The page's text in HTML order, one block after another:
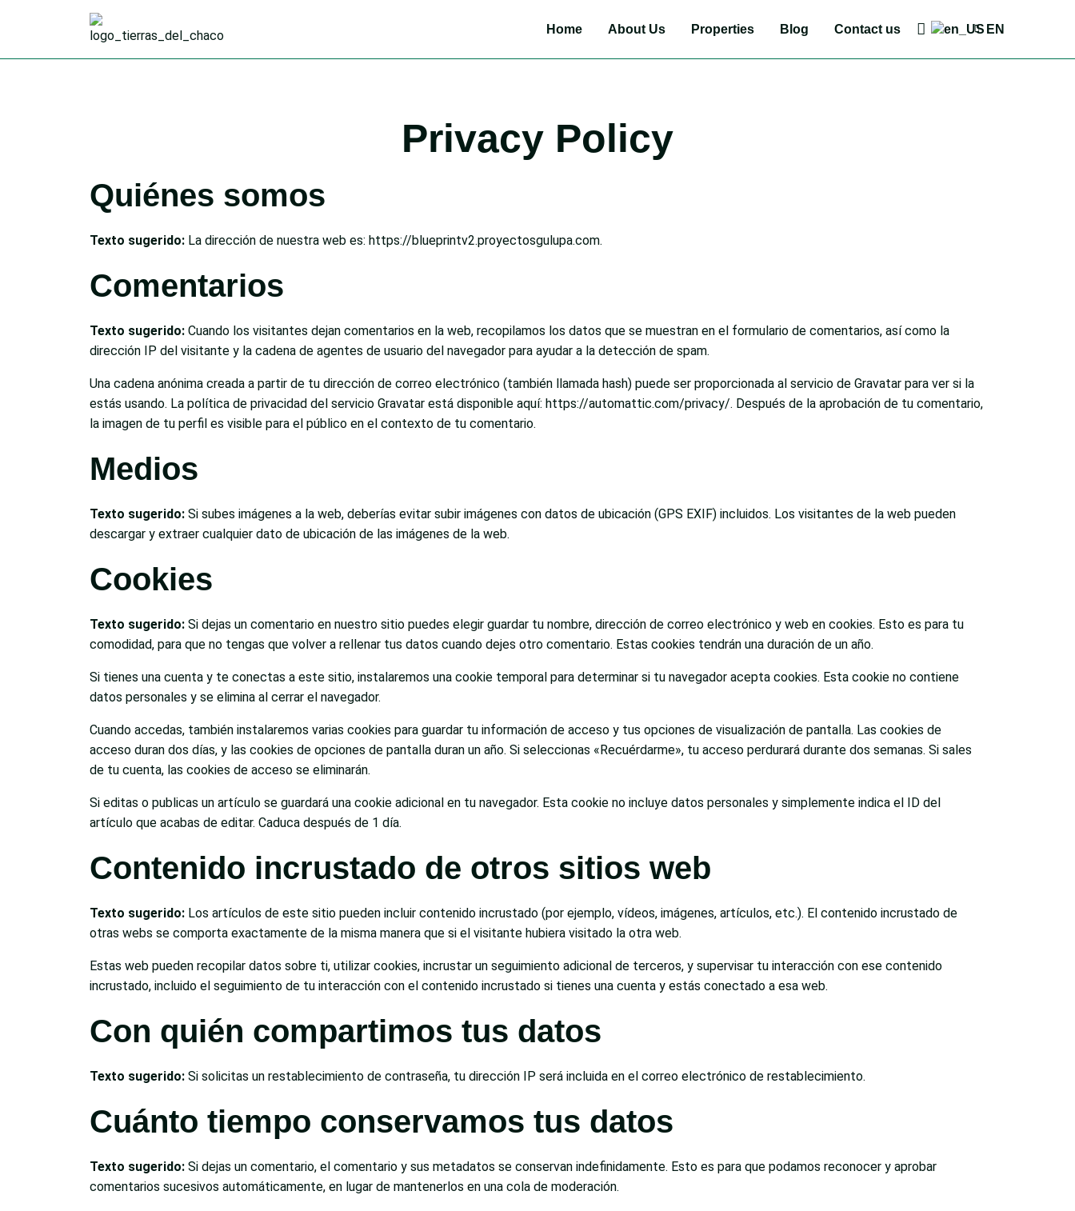
Home About Us Properties Blog Contact us EN
Privacy Policy
Quiénes somos
Texto sugerido: La dirección de nuestra web es: https://blueprintv2.proyectosgulupa.com.
Comentarios
Texto sugerido: Cuando los visitantes dejan comentarios en la web, recopilamos los datos que se muestran en el formulario de comentarios, así como la
dirección IP del visitante y la cadena de agentes de usuario del navegador para ayudar a la detección de spam.
Una cadena anónima creada a partir de tu dirección de correo electrónico (también llamada hash) puede ser proporcionada al servicio de Gravatar para ver si la
estás usando. La política de privacidad del servicio Gravatar está disponible aquí: https://automattic.com/privacy/. Después de la aprobación de tu comentario,
la imagen de tu perfil es visible para el público en el contexto de tu comentario.
Medios
Texto sugerido: Si subes imágenes a la web, deberías evitar subir imágenes con datos de ubicación (GPS EXIF) incluidos. Los visitantes de la web pueden
descargar y extraer cualquier dato de ubicación de las imágenes de la web.
Cookies
Texto sugerido: Si dejas un comentario en nuestro sitio puedes elegir guardar tu nombre, dirección de correo electrónico y web en cookies. Esto es para tu
comodidad, para que no tengas que volver a rellenar tus datos cuando dejes otro comentario. Estas cookies tendrán una duración de un año.
Si tienes una cuenta y te conectas a este sitio, instalaremos una cookie temporal para determinar si tu navegador acepta cookies. Esta cookie no contiene
datos personales y se elimina al cerrar el navegador.
Cuando accedas, también instalaremos varias cookies para guardar tu información de acceso y tus opciones de visualización de pantalla. Las cookies de
acceso duran dos días, y las cookies de opciones de pantalla duran un año. Si seleccionas «Recuérdarme», tu acceso perdurará durante dos semanas. Si sales
de tu cuenta, las cookies de acceso se eliminarán.
Si editas o publicas un artículo se guardará una cookie adicional en tu navegador. Esta cookie no incluye datos personales y simplemente indica el ID del
artículo que acabas de editar. Caduca después de 1 día.
Contenido incrustado de otros sitios web
Texto sugerido: Los artículos de este sitio pueden incluir contenido incrustado (por ejemplo, vídeos, imágenes, artículos, etc.). El contenido incrustado de
otras webs se comporta exactamente de la misma manera que si el visitante hubiera visitado la otra web.
Estas web pueden recopilar datos sobre ti, utilizar cookies, incrustar un seguimiento adicional de terceros, y supervisar tu interacción con ese contenido
incrustado, incluido el seguimiento de tu interacción con el contenido incrustado si tienes una cuenta y estás conectado a esa web.
Con quién compartimos tus datos
Texto sugerido: Si solicitas un restablecimiento de contraseña, tu dirección IP será incluida en el correo electrónico de restablecimiento.
Cuánto tiempo conservamos tus datos
Texto sugerido: Si dejas un comentario, el comentario y sus metadatos se conservan indefinidamente. Esto es para que podamos reconocer y aprobar
comentarios sucesivos automáticamente, en lugar de mantenerlos en una cola de moderación.